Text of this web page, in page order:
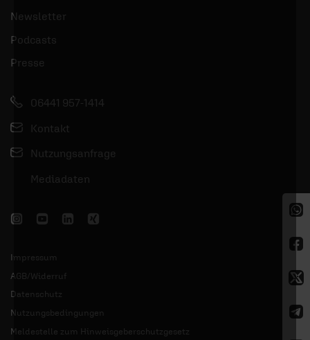
Newsletter
Podcasts
Presse
06441 957-1414
Kontakt
Nutzungsanfrage
Mediadaten
Impressum
AGB/Widerruf
Datenschutz
Nutzungsbedingungen
Meldestelle zum Hinweisgeberschutzgesetz